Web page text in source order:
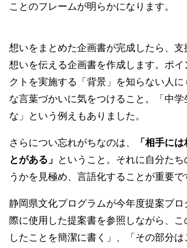
ことのフレームが明らかになります。
想いをまとめた企画書が完成したら、支
想いを伝える企画書を作成します。ポイ
クトを実施する「背景」を知らない人に
な言葉づかいに気をつけること。「中学
な」という例えもありました。
さらについ忘れがちなのは、
「相手に
とがある」 ということ。それに自分た
うかを見極め、言語化することが重要で
静岡県文化プログラムが今年度提案プロ
際に使用した提案書を参照しながら、こ
したことを簡潔に書く」、「その部分